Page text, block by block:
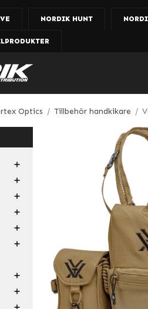
NORDIK HUNT
Optics / Tillbehör handkikare /